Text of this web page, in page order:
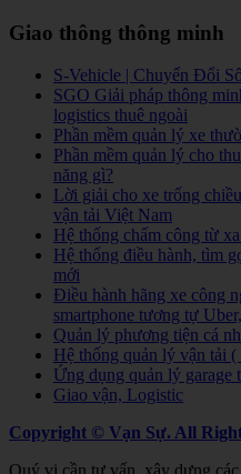
Giao thông thông minh
S-Vehicle | Chuyển Đổi
SGO Giải pháp thông
logistics thuê ngoài
Phần mềm quản lý xe
Phần mềm quản lý cho
năng gì?
Lời giải cho xe trống
vận tải Việt Nam
Hệ thống chấm công từ
Hệ thống điều hành, tìm
mới
Điều hành hãng xe công
smartphone tương tự
Quản lý phương tiện cá
Hệ thống quản lý vận tải
Ứng dụng quản lý garage
Giao vận, Logistic
Copyright © Vạn Sự. All